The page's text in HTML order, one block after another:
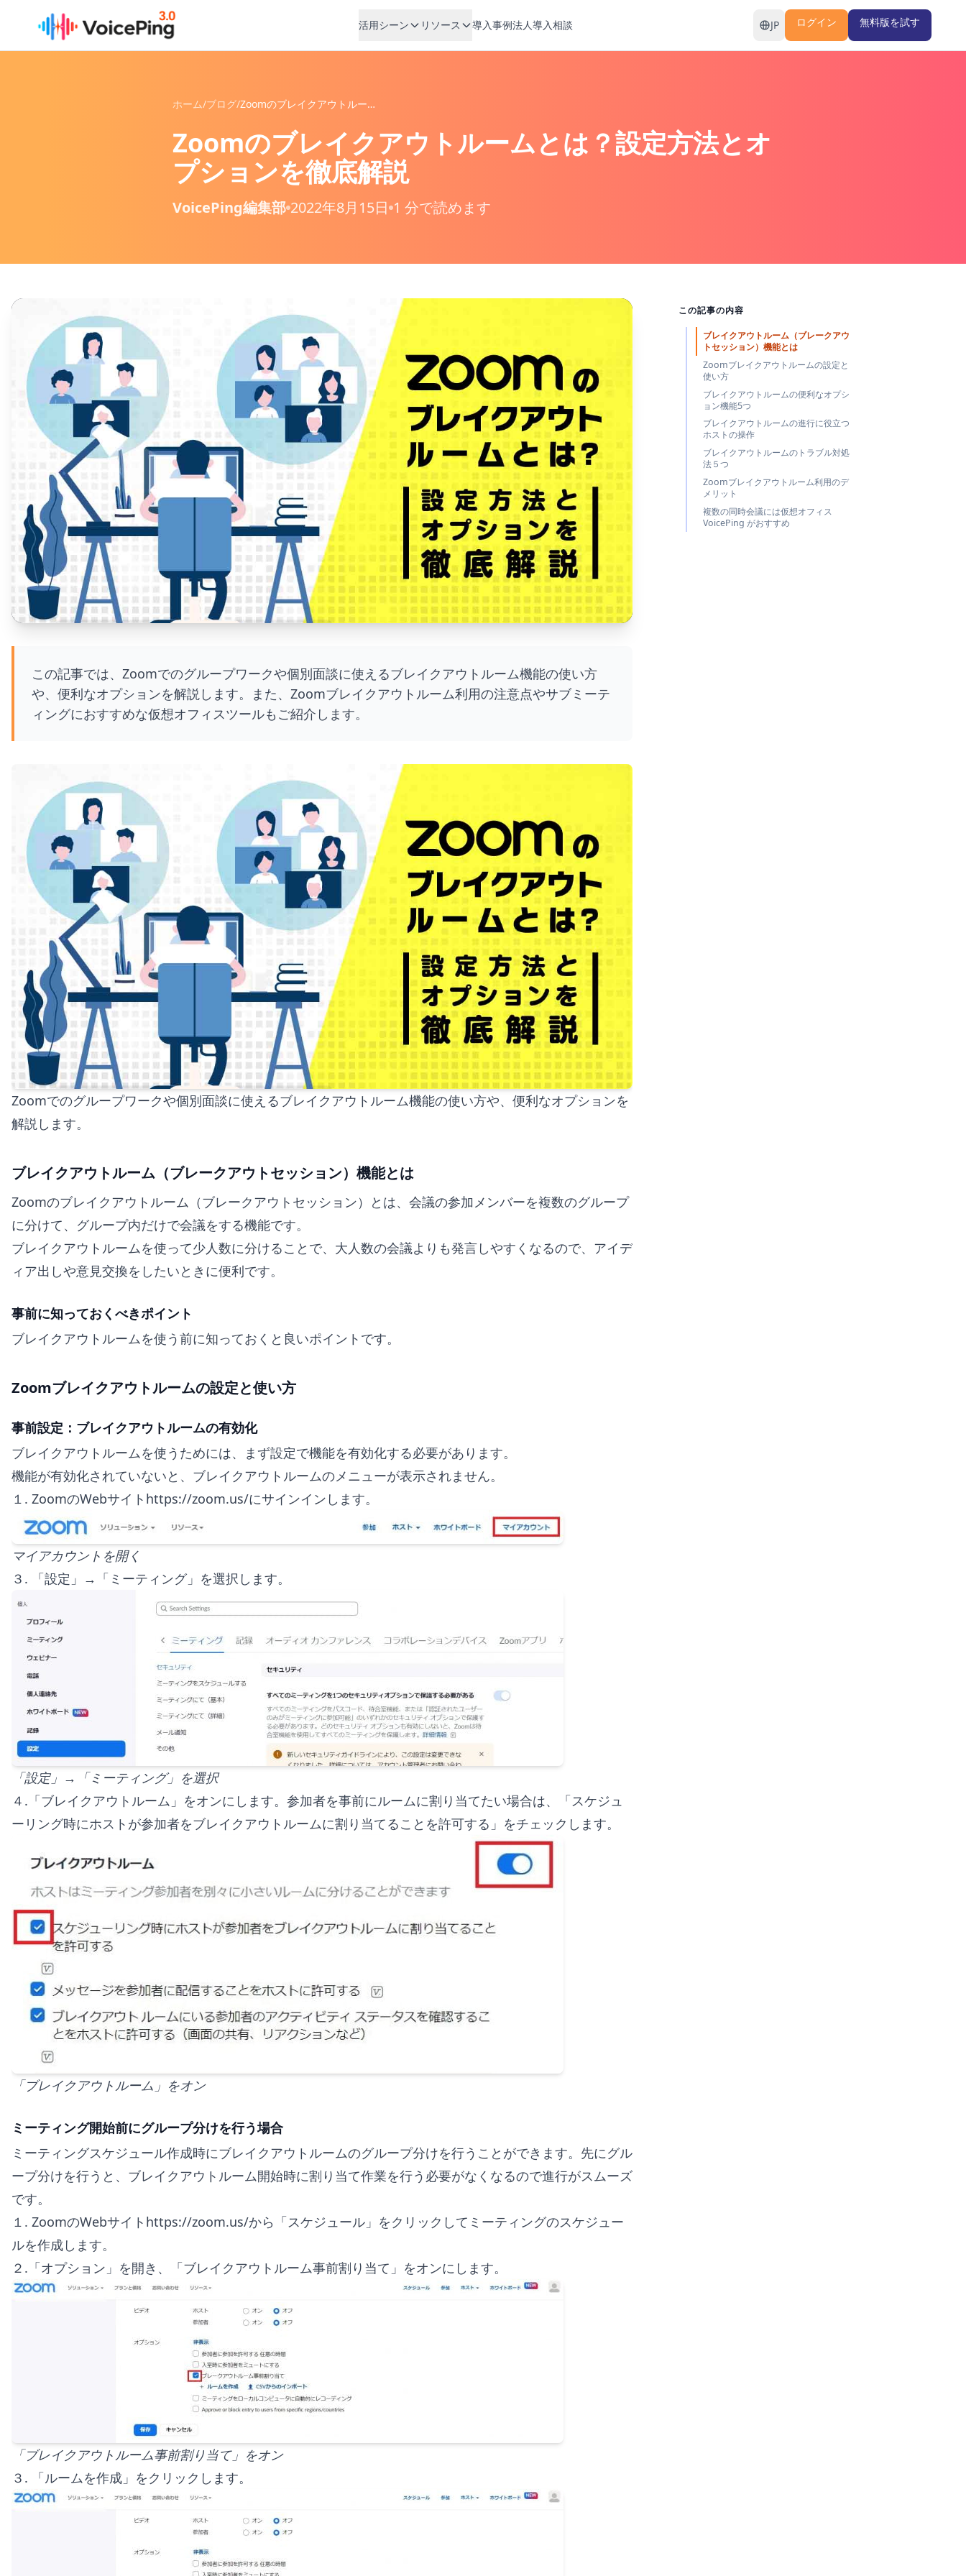
活用シーン リソース 導入事例法人導入相談 JP ログイン 無料版を試す
ホーム/ブログ/ Zoomのブレイクアウトルームとは？設定方法とオプションを徹底解説
Zoomのブレイクアウトルームとは？設定方法とオ
プションを徹底解説
VoicePing編集部 2022年8月15日 1 分で読めます
この記事では、Zoomでのグループワークや個別面談に使えるブレイクアウトルーム機能の使い方
や、便利なオプションを解説します。また、Zoomブレイクアウトルーム利用の注意点やサブミーテ
ィングにおすすめな仮想オフィスツールもご紹介します。
Zoomでのグループワークや個別面談に使えるブレイクアウトルーム機能の使い方や、便利なオプションを
解説します。
ブレイクアウトルーム（ブレークアウトセッション）機能とは
Zoomのブレイクアウトルーム（ブレークアウトセッション）とは、会議の参加メンバーを複数のグループ
に分けて、グループ内だけで会議をする機能です。
ブレイクアウトルームを使って少人数に分けることで、大人数の会議よりも発言しやすくなるので、アイデ
ィア出しや意見交換をしたいときに便利です。
事前に知っておくべきポイント
ブレイクアウトルームを使う前に知っておくと良いポイントです。
Zoomブレイクアウトルームの設定と使い方
事前設定：ブレイクアウトルームの有効化
ブレイクアウトルームを使うためには、まず設定で機能を有効化する必要があります。
機能が有効化されていないと、ブレイクアウトルームのメニューが表示されません。
１. ZoomのWebサイトhttps://zoom.us/にサインインします。
マイアカウントを開く
３. 「設定」→「ミーティング」を選択します。
「設定」→「ミーティング」を選択
４.「ブレイクアウトルーム」をオンにします。参加者を事前にルームに割り当てたい場合は、「スケジュ
ーリング時にホストが参加者をブレイクアウトルームに割り当てることを許可する」をチェックします。
「ブレイクアウトルーム」をオン
ミーティング開始前にグループ分けを行う場合
ミーティングスケジュール作成時にブレイクアウトルームのグループ分けを行うことができます。先にグル
ープ分けを行うと、ブレイクアウトルーム開始時に割り当て作業を行う必要がなくなるので進行がスムーズ
です。
１. ZoomのWebサイトhttps://zoom.us/から「スケジュール」をクリックしてミーティングのスケジュー
ルを作成します。
２.「オプション」を開き、「ブレイクアウトルーム事前割り当て」をオンにします。
「ブレイクアウトルーム事前割り当て」をオン
３. 「ルームを作成」をクリックします。
この記事の内容
ブレイクアウトルーム（ブレークアウ
トセッション）機能とは
Zoomブレイクアウトルームの設定と
使い方
ブレイクアウトルームの便利なオプシ
ョン機能5つ
ブレイクアウトルームの進行に役立つ
ホストの操作
ブレイクアウトルームのトラブル対処
法５つ
Zoomブレイクアウトルーム利用のデ
メリット
複数の同時会議には仮想オフィス
VoicePing がおすすめ